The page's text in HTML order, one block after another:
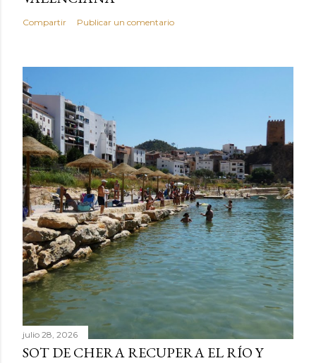
Compartir Publicar un comentario
julio 28, 2026
SOT DE CHERA RECUPERA EL RÍO Y